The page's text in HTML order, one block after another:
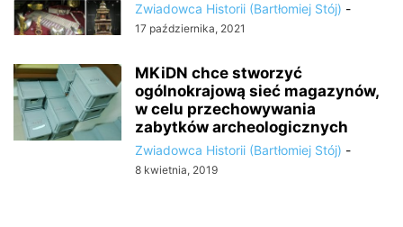
Zwiadowca Historii (Bartłomiej Stój) -
17 października, 2021
MKiDN chce stworzyć
ogólnokrajową sieć magazynów,
w celu przechowywania
zabytków archeologicznych
Zwiadowca Historii (Bartłomiej Stój) -
8 kwietnia, 2019